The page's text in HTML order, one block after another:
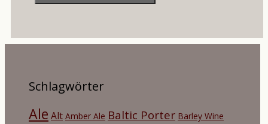
Schlagwörter
Ale Alt Amber Ale Baltic Porter Barley Wine